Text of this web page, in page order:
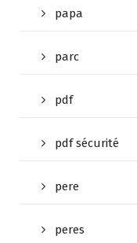
papa
parc
pdf
pdf sécurité
pere
peres